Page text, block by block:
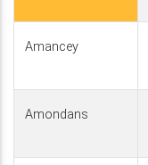
Amancey
Amondans